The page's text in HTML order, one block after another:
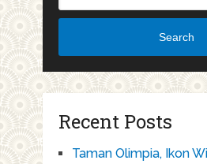
Search
Recent Posts
Taman Olimpia, Ikon